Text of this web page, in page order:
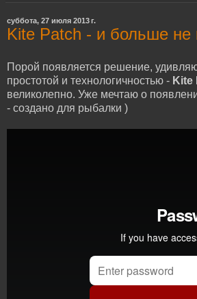
суббота, 27 июля 2013 г.
Kite Patch - и больше не
Порой появляется решение,
простотой и технологичностью - Kite
великолепно. Уже мечтаю о
- создано для рыбалки )